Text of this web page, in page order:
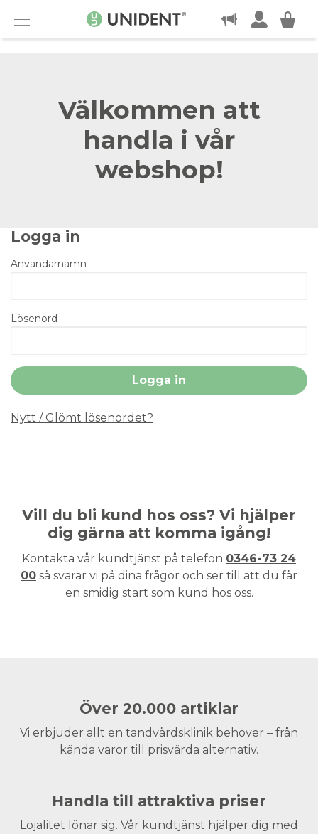
Menu
KONTAKT
Välkommen att
handla i vår
webshop!
Logga in
Användarnamn
Lösenord
Nytt / Glömt lösenordet?
Vill du bli kund hos oss? Vi hjälper
dig gärna att komma igång!
Kontakta vår kundtjänst på telefon 0346-73 24
00 så svarar vi på dina frågor och ser till att du får
en smidig start som kund hos oss.
Över 20.000 artiklar
Vi erbjuder allt en tandvårdsklinik behöver – från
kända varor till prisvärda alternativ.
Handla till attraktiva priser
Lojalitet lönar sig. Vår kundtjänst hjälper dig med